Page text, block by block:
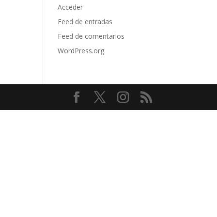
Acceder
Feed de entradas
Feed de comentarios
WordPress.org